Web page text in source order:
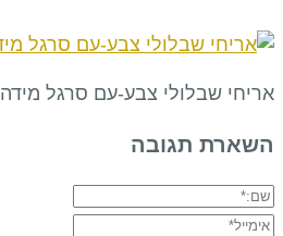
אריחי שבלולי צבע-עם סרגל מידה
השארת תגובה
שם:*
אימייל*